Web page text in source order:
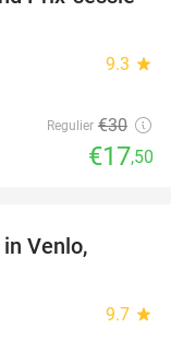
9.3 star
Regulier €30
€17,50
Venlo,
9.7 star